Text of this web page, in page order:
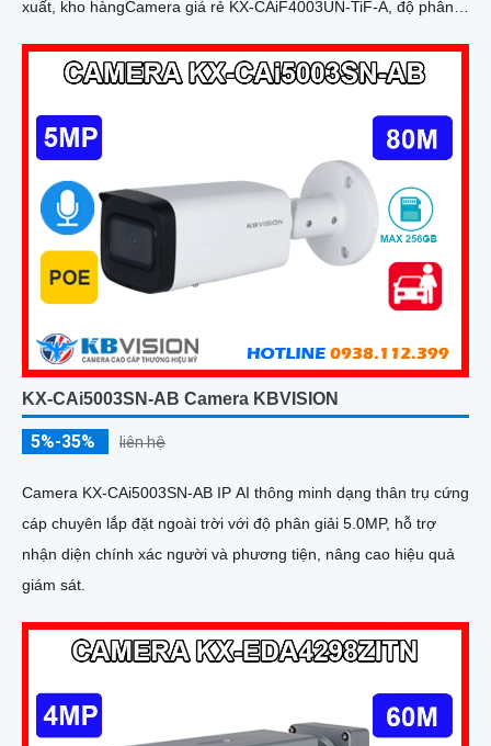
xuất, kho hàngCamera giá rẻ KX-CAiF4003UN-TiF-A, độ phân
KX-CAi5003SN-AB Camera KBVISION
5%-35% liên hệ
Camera KX-CAi5003SN-AB IP AI thông minh dạng thân trụ cứng
cáp chuyên lắp đặt ngoài trời với độ phân giải 5.0MP, hỗ trợ
nhận diện chính xác người và phương tiện, nâng cao hiệu quả
giám sát.